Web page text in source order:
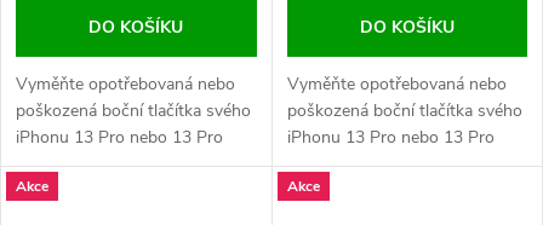
DO KOŠÍKU
Vyměňte opotřebovaná nebo
poškozená boční tlačítka svého
iPhonu 13 Pro nebo 13 Pro
Max. Zajistěte plynulé ovládání
hlasitosti, napájení a přepínače
DO KOŠÍKU
Vyměňte opotřebovaná nebo
poškozená boční tlačítka svého
iPhonu 13 Pro nebo 13 Pro
Max. Zajistěte plynulé ovládání
hlasitosti, napájení a přepínače
Akce Akce